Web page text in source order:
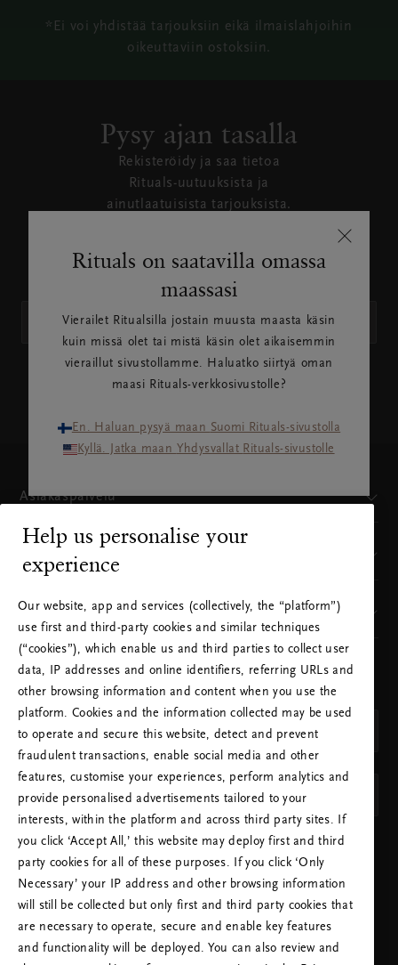
Rituals on saatavilla omassa
maassasi
Vierailet Ritualsilla jostain muusta maasta käsin
kuin missä olet tai mistä käsin olet aikaisemmin
vieraillut sivustollamme. Haluatko siirtyä oman
maasi Rituals-verkkosivustolle?
En. Haluan pysyä maan Suomi Rituals-sivustolla
Kyllä. Jatka maan Yhdysvallat Rituals-sivustolle
*Ei voi yhdistää tarjouksiin eikä ilmaislahjoihin
oikeuttaviin ostoksiin.
Pysy ajan tasalla
Rekisteröidy ja saa tietoa
Rituals-uutuuksista ja
ainutlaatuisista tarjouksista.
kuvatulla tavalla.
TILAA
Asiakaspalvelu
Mistä meidät löytää
Tuotemerkkimme
VALITSE MAA JA KIELI
MAA
Suomi (Finland)
KIELI
Suomi
OTA VALINNAT KÄYTTÖÖN
Help us personalise your
experience
Our website, app and services (collectively, the “platform”)
use first and third-party cookies and similar techniques
(“cookies”), which enable us and third parties to collect user
data, IP addresses and online identifiers, referring URLs and
other browsing information and content when you use the
platform. Cookies and the information collected may be used
to operate and secure this website, detect and prevent
fraudulent transactions, enable social media and other
features, customise your experiences, perform analytics and
provide personalised advertisements tailored to your
interests, within the platform and across third party sites. If
you click ‘Accept All,’ this website may deploy first and third
party cookies for all of these purposes. If you click ‘Only
Necessary’ your IP address and other browsing information
will still be collected but only first and third party cookies that
are necessary to operate, secure and enable key features
and functionality will be deployed. You can also review and